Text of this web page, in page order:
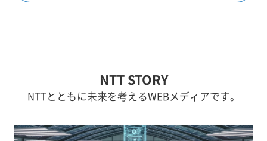
NTT STORY
NTTとともに未来を考えるWEBメディアです。